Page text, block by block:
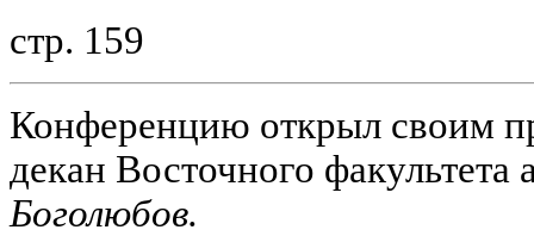
стр. 159
Конференцию открыл своим
декан Восточного
Боголюбов.